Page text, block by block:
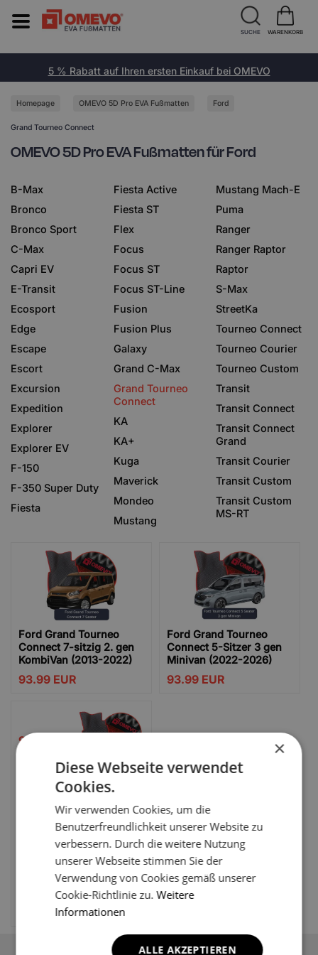
5 % Rabatt auf Ihren ersten Einkauf bei OMEVO
Homepage OMEVO 5D Pro EVA Fußmatten Ford
Grand Tourneo Connect
OMEVO 5D Pro EVA Fußmatten für Ford
B-Max
Bronco
Bronco Sport
C-Max
Capri EV
E-Transit
Ecosport
Edge
Escape
Escort
Excursion
Expedition
Explorer
Explorer EV
F-150
F-350 Super Duty
Fiesta
Fiesta Active
Fiesta ST
Flex
Focus
Focus ST
Focus ST-Line
Fusion
Fusion Plus
Galaxy
Grand C-Max
Grand Tourneo
Connect
KA
KA+
Kuga
Maverick
Mondeo
Mustang
Mustang Mach-E
Puma
Ranger
Ranger Raptor
Raptor
S-Max
StreetKa
Tourneo Connect
Tourneo Courier
Tourneo Custom
Transit
Transit Connect
Transit Connect
Grand
Transit Courier
Transit Custom
Transit Custom
MS-RT
Ford Grand Tourneo
Connect 7-sitzig 2. gen
KombiVan (2013-2022)
93.99 EUR
Ford Grand Tourneo
Connect 5-Sitzer 3 gen
Minivan (2022-2026)
93.99 EUR
93.99
Ford Grand Tourneo
Connect 7-Sitzer
Minivan (2022-2025)
Bei Verfügbarkeit
melden
Klassische Fußmatten
SUCHE WARENKORB
×
Diese Webseite verwendet
Cookies.
Wir verwenden Cookies, um die
Benutzerfreundlichkeit unserer Website zu
verbessern. Durch die weitere Nutzung
unserer Webseite stimmen Sie der
Verwendung von Cookies gemäß unserer
Cookie-Richtlinie zu.Weitere
Informationen
ALLE AKZEPTIEREN